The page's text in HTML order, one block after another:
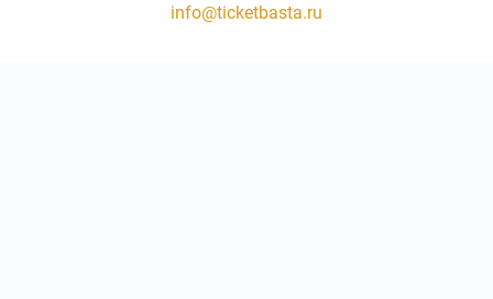
info@ticketbasta.ru